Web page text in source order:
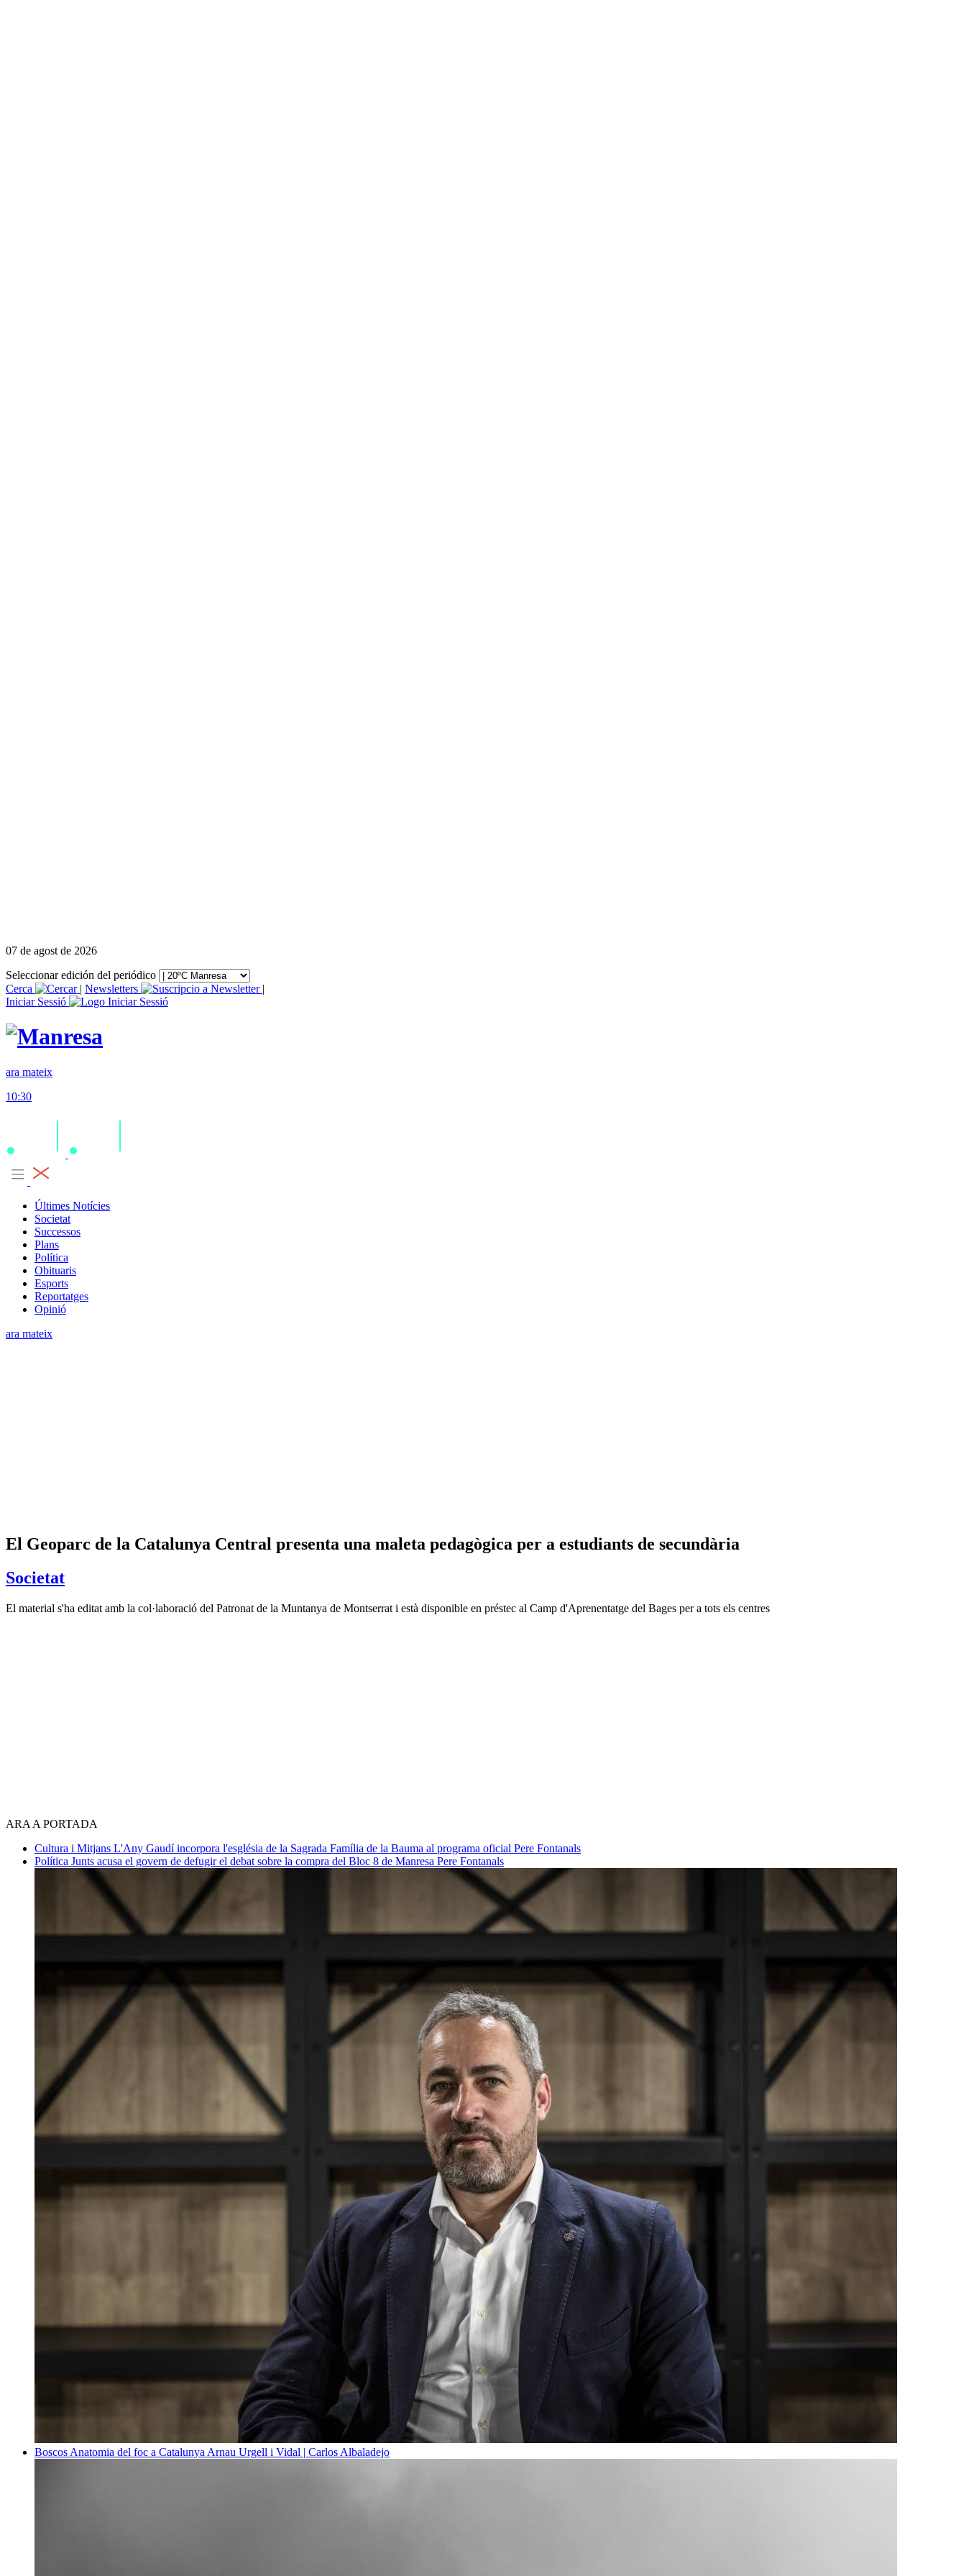
07 de agost de 2026
Seleccionar edición del periódico
Cerca
| Newsletters
|
Iniciar Sessió
ara mateix
10:30
Últimes Notícies
Societat
Successos
Plans
Política
Obituaris
Esports
Reportatges
Opinió
ara mateix
El Geoparc de la Catalunya Central presenta una maleta pedagògica per a estudiants de secundària
Societat
El material s'ha editat amb la col·laboració del Patronat de la Muntanya de Montserrat i està disponible en préstec al Camp d'Aprenentatge del Bages per a tots els centres
ARA A PORTADA
Cultura i Mitjans L'Any Gaudí incorpora l'església de la Sagrada Família de la Bauma al programa oficial Pere Fontanals
Política Junts acusa el govern de defugir el debat sobre la compra del Bloc 8 de Manresa Pere Fontanals
Boscos Anatomia del foc a Catalunya Arnau Urgell i Vidal | Carlos Albaladejo